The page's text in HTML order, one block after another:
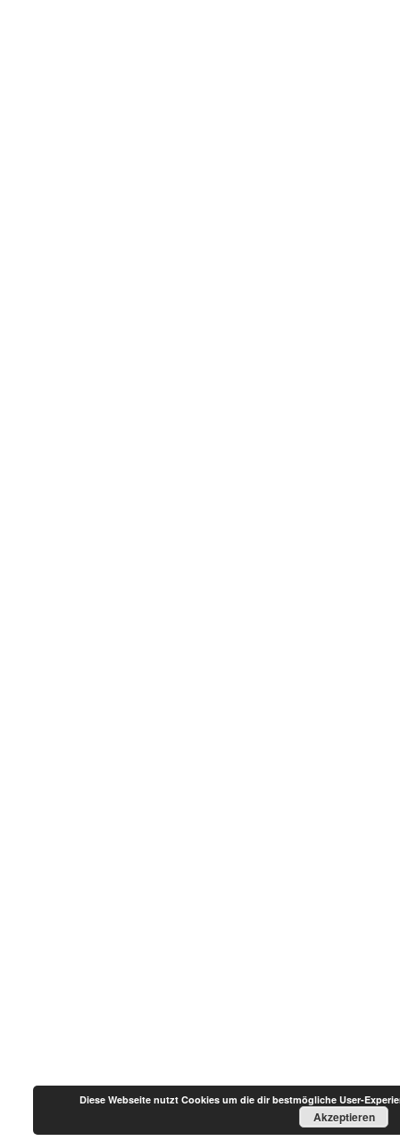
Diese Webseite nutzt Cookies um die dir bestmögliche User-
Akzeptieren